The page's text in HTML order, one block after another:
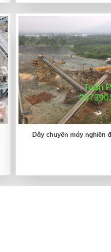
Dây chuyền máy nghiền